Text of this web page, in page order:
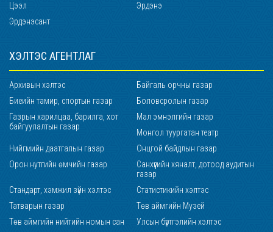
Цээл
Эрдэнэ
Эрдэнэсант
ХЭЛТЭС АГЕНТЛАГ
Архивын хэлтэс
Байгаль орчны газар
Биеийн тамир, спортын газар
Боловсролын газар
Газрын харилцаа, барилга, хот
байгуулалтын газар
Мал эмнэлгийн газар
Монгол туургатан театр
Нийгмийн даатгалын газар
Онцгой байдлын газар
Орон нутгийн өмчийн газар
Санхүүгийн хяналт, дотоод аудитын
газар
Стандарт, хэмжил зүйн хэлтэс
Статистикийн хэлтэс
Татварын газар
Төв аймгийн Музей
Төв аймгийн нийтийн номын сан
Улсын бүртгэлийн хэлтэс